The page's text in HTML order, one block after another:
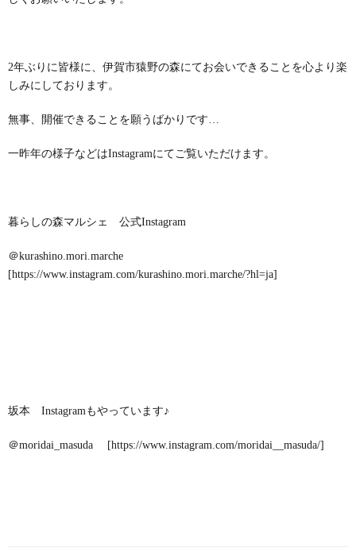
2年ぶりに皆様に、伊賀市猿野の森にてお会いできることを心より楽
しみにしております。
無事、開催できることを願うばかりです…
一昨年の様子などはInstagramにてご覧いただけます。
暮らしの森マルシェ 公式Instagram
＠kurashino.mori.marche
[https://www.instagram.com/kurashino.mori.marche/?hl=ja]
坂本 Instagramもやっています♪
＠moridai_masuda [https://www.instagram.com/moridai__masuda/]